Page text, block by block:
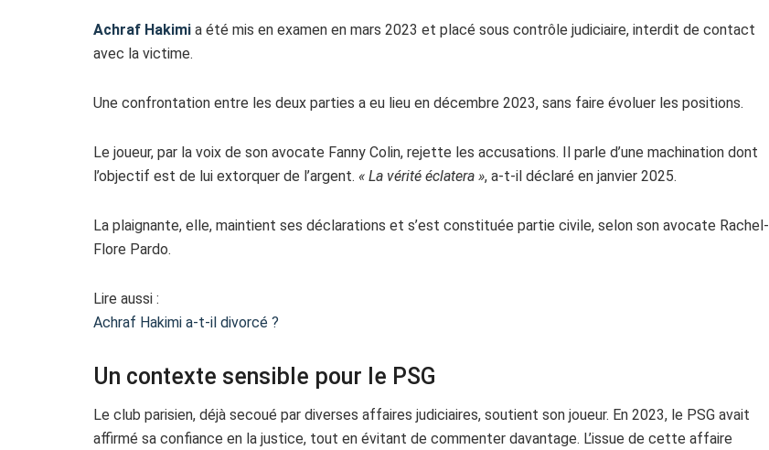
Achraf Hakimi a été mis en examen en mars 2023 et placé sous contrôle judiciaire, interdit de contact
avec la victime.
Une confrontation entre les deux parties a eu lieu en décembre 2023, sans faire évoluer les positions.
Le joueur, par la voix de son avocate Fanny Colin, rejette les accusations. Il parle d’une machination dont
l’objectif est de lui extorquer de l’argent. « La vérité éclatera », a-t-il déclaré en janvier 2025.
La plaignante, elle, maintient ses déclarations et s’est constituée partie civile, selon son avocate Rachel-
Flore Pardo.
Lire aussi :
Achraf Hakimi a-t-il divorcé ?
Un contexte sensible pour le PSG
Le club parisien, déjà secoué par diverses affaires judiciaires, soutient son joueur. En 2023, le PSG avait
affirmé sa confiance en la justice, tout en évitant de commenter davantage. L’issue de cette affaire